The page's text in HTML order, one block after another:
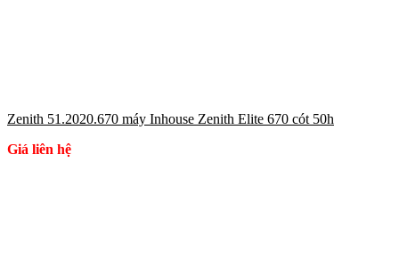
Zenith 51.2020.670 máy Inhouse Zenith Elite 670 cót 50h
Giá liên hệ